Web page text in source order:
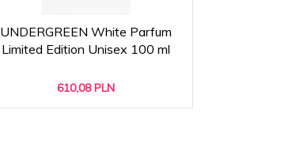
UNDERGREEN White Parfum
Limited Edition Unisex 100 ml
610,08 PLN